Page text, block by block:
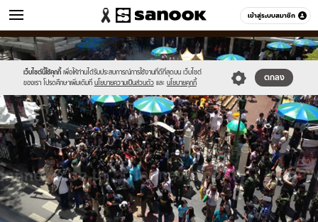
เข้าสู่ระบบสมาชิก
ข่าว หมวดอื่นๆ
เว็บไซต์นี้ใช้คุกกี้ เพื่อให้ท่านได้รับประสบการณ์การใช้งานที่ดีที่สุดบน เว็บไซต์
ของเรา โปรดศึกษาเพิ่มเติมที่ นโยบายความเป็นส่วนตัว และ นโยบายคุกกี้
ตกลง
Sanook
//s.isanook.com/sr/0/images/logo-
new-
sanook.png
600
60
//s.isanook.com/ns/0/ud/374/1872138/648434-
02.jpg